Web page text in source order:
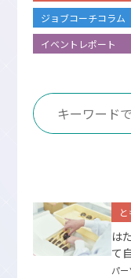
ジョブコーチコラム
イベントレポート
は
て
パ